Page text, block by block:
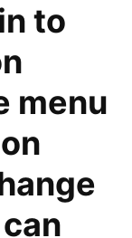
to
menu